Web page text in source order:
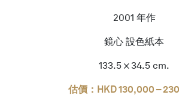
2001 年作
鏡心 設色紙本
133.5 × 34.5 cm.
估價：HKD 130,000 –